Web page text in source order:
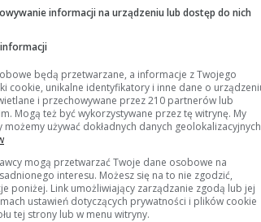
12:50 50s »
można przypuszczać że chyba tutaj jest rozmiar. nie nr
informacji na urządzeniu lub dostęp do nich
będą przetwarzane, a informacje z Twojego
cookie, unikalne identyfikatory i inne dane o
i przechowywane przez 210 partnerów lub
Mogą też być wykorzystywane przez tę witrynę. My
możemy używać dokładnych danych
mogą przetwarzać Twoje dane osobowe na
interesu. Możesz się na to nie zgodzić,
poniżej. Link umożliwiający zarządzanie zgodą lub jej
ustawień dotyczących prywatności i plików cookie
tej strony lub w menu witryny.